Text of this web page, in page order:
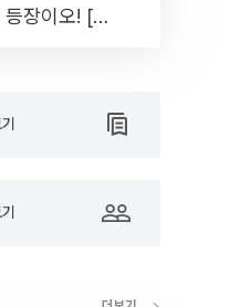
장이오! [솔